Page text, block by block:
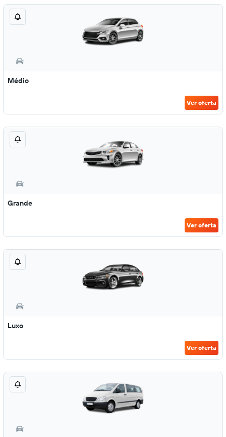
Médio
Ver oferta
Grande
Ver oferta
Luxo
Ver oferta